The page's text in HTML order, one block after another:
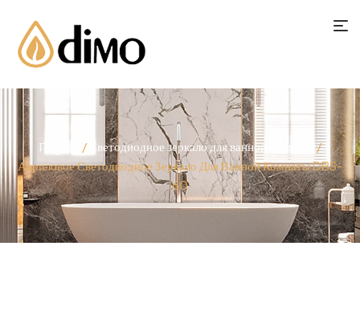
Главная / Светодиодное зеркало для ванной комнаты /
Акриловое Светодиодное Зеркало Для Ванной Комнаты DBS-
60